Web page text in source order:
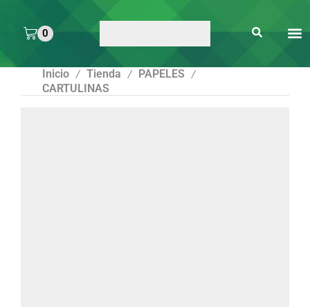
0
Inicio / Tienda / PAPELES /
CARTULINAS